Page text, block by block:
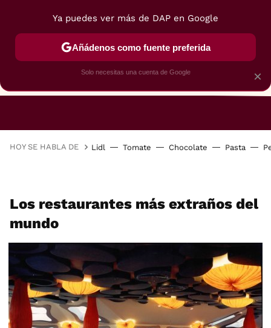
RESTAURANTES GASTROGUÍA
HOY SE HABLA DE Lidl Tomate Chocolate Pasta
Los restaurantes más extraños del
mundo
×
Ya puedes ver más de DAP en Google
Añádenos como fuente preferida
Solo necesitas una cuenta de Google